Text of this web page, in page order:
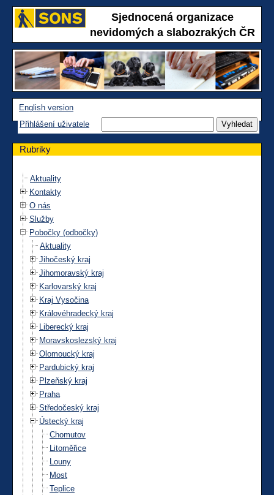
Sjednocená organizace
nevidomých a slabozrakých ČR
English version
Přihlášení uživatele
Rubriky
Aktuality
Kontakty
O nás
Služby
Pobočky (odbočky)
Aktuality
Jihočeský kraj
Jihomoravský kraj
Karlovarský kraj
Kraj Vysočina
Královéhradecký kraj
Liberecký kraj
Moravskoslezský kraj
Olomoucký kraj
Pardubický kraj
Plzeňský kraj
Praha
Středočeský kraj
Ústecký kraj
Chomutov
Litoměřice
Louny
Most
Teplice